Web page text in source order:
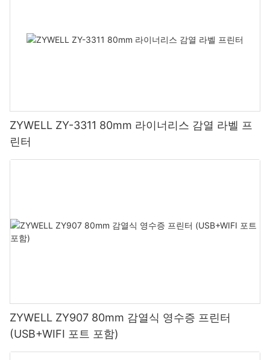
ZYWELL ZY-3311 80mm 라이너리스 감열 라벨 프
린터
ZYWELL ZY907 80mm 감열식 영수증 프린터
(USB+WIFI 포트 포함)